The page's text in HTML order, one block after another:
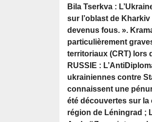
Bila Tserkva :
sur l’oblast de
devenus fous. ».
particulièrement
territoriaux (CRT) lors
RUSSIE :
ukrainiennes contre
connaissent une
été découvertes sur la
région de Léningrad ;